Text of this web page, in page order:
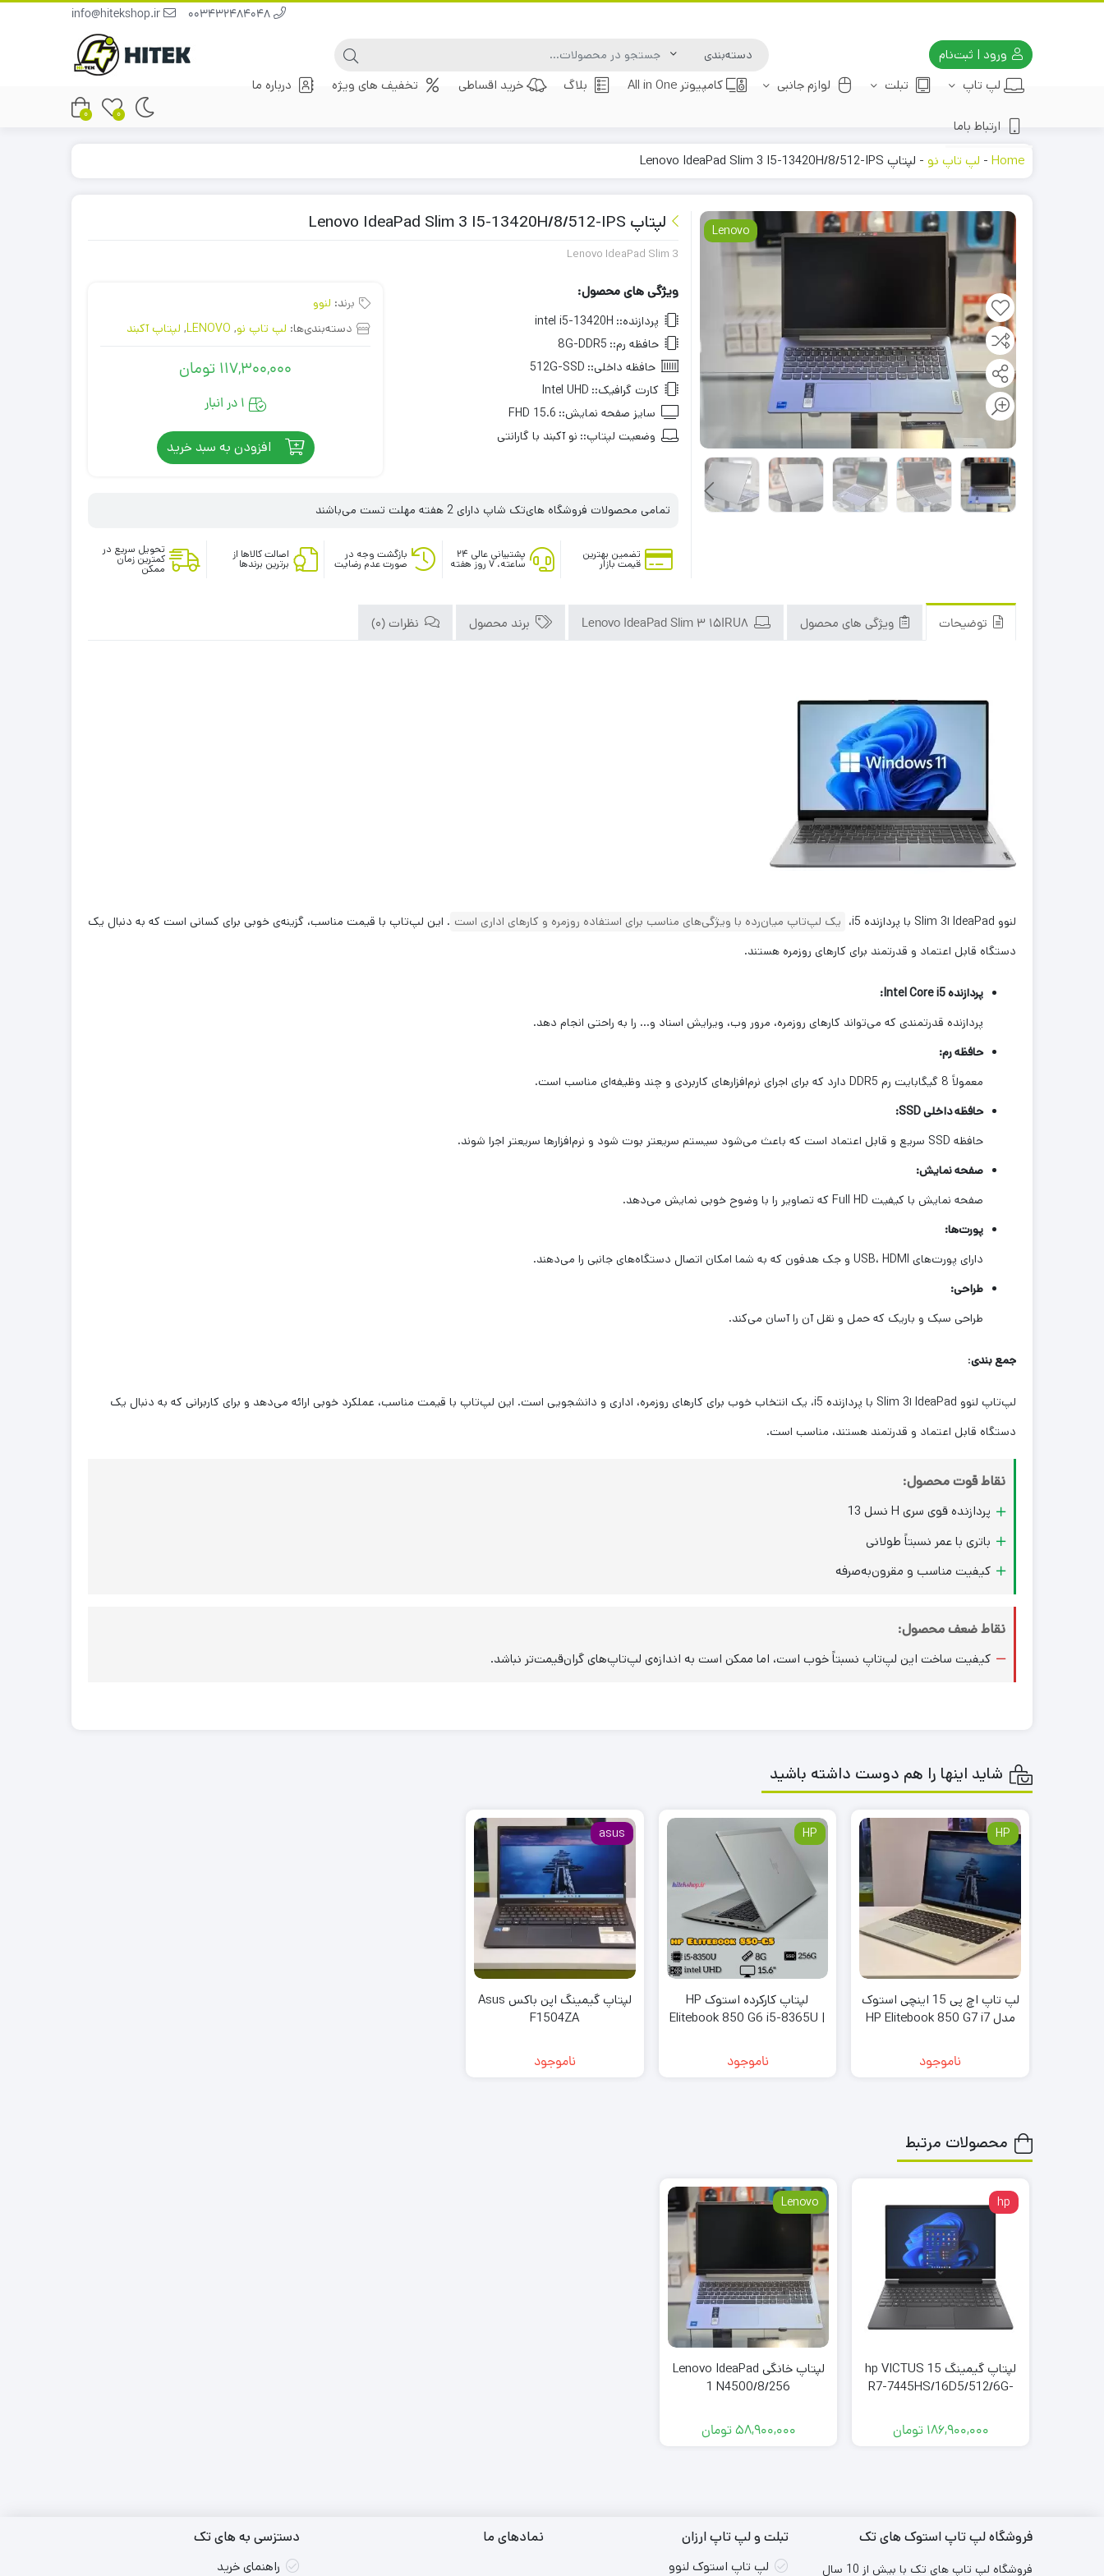
ورود | ثبت‌نام
لپ تاپ
تبلت لوازم جانبی کامپیوتر All in One بلاگ خرید اقساطی تخفیف های ویژه درباره ما
ارتباط باما
0
0
Home
- لپ تاپ نو - لپتاپ Lenovo IdeaPad Slim 3 I5-13420H/8/512-IPS
Lenovo لپتاپ Lenovo IdeaPad Slim 3 I5-13420H/8/512-IPS
Lenovo IdeaPad Slim 3
ویژگی های محصول:
پردازنده:: intel i5-13420H
حافظه رم:: 8G-DDR5
حافظه داخلی:: 512G-SSD
کارت گرافیک:: Intel UHD
سایز صفحه نمایش:: 15.6 FHD
وضعیت لپتاپ:: نو آکبند با گارانتی
برند: لنوو
دسته‌بندی‌ها: لپ تاپ نو,
LENOVO
, لپتاپ آکبند
117,300,000 تومان
1 در انبار
افزودن به سبد خرید
تمامی محصولات فروشگاه های‌تک شاپ دارای 2 هفته مهلت تست می‌باشند
تضمین بهترین
قیمت بازار
پشتیبانی عالی ۲۴
ساعته، ۷ روز هفته
بازگشت وجه در
صورت عدم رضایت
اصالت کالاها از
برترین برندها
تحویل سریع در
کمترین زمان
ممکن
توضیحات ویژگی های محصول برند محصول نظرات (0)
لنوو IdeaPad اSlim 3 با پردازنده i5، یک لپ‌تاپ میان‌رده با ویژگی‌های مناسب برای استفاده روزمره و کارهای اداری است . این لپ‌تاپ با قیمت مناسب، گزینه‌ی خوبی برای کسانی است که به دنبال یک
دستگاه قابل اعتماد و قدرتمند برای کارهای روزمره هستند.
پردازنده Intel Core i5:
پردازنده قدرتمندی که می‌تواند کارهای روزمره، مرور وب، ویرایش اسناد و… را به راحتی انجام دهد.
حافظه رم:
معمولاً 8 گیگابایت رم DDR5 دارد که برای اجرای نرم‌افزارهای کاربردی و چند وظیفه‌ای مناسب است.
حافظه داخلی SSD:
حافظه SSD سریع و قابل اعتماد است که باعث می‌شود سیستم سریعتر بوت شود و نرم‌افزارها سریعتر اجرا شوند.
صفحه نمایش:
صفحه نمایش با کیفیت Full HD که تصاویر را با وضوح خوبی نمایش می‌دهد.
پورت‌ها:
دارای پورت‌های USB، HDMI و جک هدفون که به شما امکان اتصال دستگاه‌های جانبی را می‌دهند.
طراحی:
طراحی سبک و باریک که حمل و نقل آن را آسان می‌کند.
جمع بندی:
لپ‌تاپ لنوو IdeaPad اSlim 3 با پردازنده i5، یک انتخاب خوب برای کارهای روزمره، اداری و دانشجویی است.
این لپ‌تاپ با قیمت مناسب، عملکرد خوبی ارائه می‌دهد و برای کاربرانی که به دنبال یک
دستگاه قابل اعتماد و قدرتمند هستند، مناسب است.
نقاط قوت محصول:
پردازنده قوی سری H نسل 13
باتری با عمر نسبتاً طولانی
کیفیت مناسب و مقرون‌به‌صرفه
نقاط ضعف محصول:
کیفیت ساخت این لپ‌تاپ نسبتاً خوب است، اما ممکن است به اندازه‌ی لپ‌تاپ‌های گران‌قیمت‌تر نباشد.
شاید اینها را هم دوست داشته باشید
HP
لپ تاپ اچ پی 15 اینچی استوک
مدل HP Elitebook 850 G7 i7
ناموجود
HP
لپتاپ کارکرده استوک HP
Elitebook 850 G6 i5-8365U |
FHD+IPS
ناموجود
asus
لپتاپ گیمینگ اپن باکس Asus
F1504ZA
ناموجود
محصولات مرتبط
hp
لپتاپ گیمینگ hp VICTUS 15
R7-7445HS/16D5/512/6G-
186,900,000 تومان
Lenovo
لپتاپ خانگی Lenovo IdeaPad
1 N4500/8/256
58,900,000تومان
فروشگاه لپ تاپ استوک های تک
فروشگاه لپ تاپ های تک با بیش از 10 سال
تبلت و لپ تاپ ارزان
لپ تاپ استوک لنوو
نمادهای ما دستزسی به های تک
راهنمای خرید